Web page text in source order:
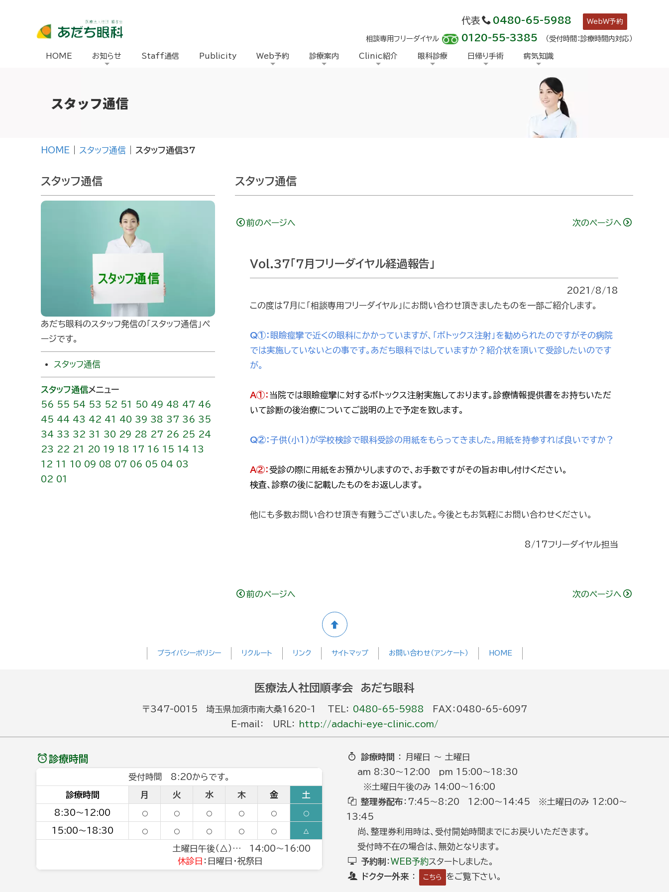
代表 0480-65-5988 WebW予約
相談専用フリーダイヤル 0120-55-3385 （受付時間：診療時間内対応）
HOME お知らせ Staff通信 Publicity Web予約 診療案内 Clinic紹介 眼科診療 日帰り手術 病気知識
スタッフ通信
HOME スタッフ通信 スタッフ通信37
スタッフ通信
前のページへ 次のページへ
Vol.37「7月フリーダイヤル経過報告」
2021/8/18
この度は7月に「相談専用フリーダイヤル」にお問い合わせ頂きましたものを一部ご紹介します。
Q①： 眼瞼痙攣で近くの眼科にかかっていますが、「ボトックス注射」を勧められたのですがその病院
では実施していないとの事です。あだち眼科ではしていますか？紹介状を頂いて受診したいのです
が。
A①： 当院では眼瞼痙攣に対するボトックス注射実施しております。診療情報提供書をお持ちいただ
いて診断の後治療についてご説明の上で予定を致します。
Q②：子供(小1)が学校検診で眼科受診の用紙をもらってきました。用紙を持参すれば良いですか？
A②： 受診の際に用紙をお預かりしますので、お手数ですがその旨お申し付けください。
検査、診察の後に記載したものをお返しします。
他にも多数お問い合わせ頂き有難うございました。今後ともお気軽にお問い合わせください。
8/17フリーダイヤル担当
前のページへ 次のページへ
スタッフ通信
あだち眼科のスタッフ発信の｢スタッフ通信」ペ
ージです。
スタッフ通信
スタッフ通信メニュー
56 55 54 53 52 51 50 49 48 47 46
45 44 43 42 41 40 39 38 37 36 35
34 33 32 31 30 29 28 27 26 25 24
23 22 21 20 19 18 17 16 15 14 13
12 11 10 09 08 07 06 05 04 03
02 01
プライバシーポリシー リクルート リンク サイトマップ お問い合わせ（アンケート） HOME
医療法人社団順孝会 あだち眼科
〒347-0015 埼玉県加須市南大桑1620-1 TEL： 0480-65-5988
FAX：0480-65-6097
E-mail： URL：
http://adachi-eye-clinic.com/
診療時間
受付時間 8:20からです。
診療時間 月 火 水 木 金 土
8:30～12:00 ○ ○ ○ ○ ○ ○
15:00～18:30 ○ ○ ○ ○ ○ △
土曜日午後（△）… 14:00～16:00
休診日 ：日曜日・祝祭日
診療時間
： 月曜日 ～ 土曜日
am 8:30～12:00 pm 15:00～18:30
※土曜日午後のみ 14:00～16:00
整理券配布：7:45～8:20 12:00～14:45 ※土曜日のみ 12:00～
13:45
尚、整理券利用時は、受付開始時間までにお戻りいただきます。
受付時不在の場合は、無効となります。
予約制 ：WEB予約スタートしました。
ドクター外来 ： こちら をご覧下さい。